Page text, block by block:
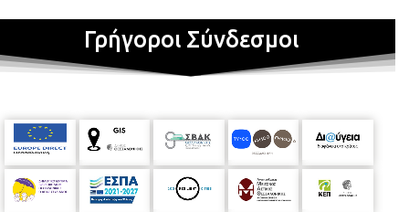
Γρήγοροι Σύνδεσμοι